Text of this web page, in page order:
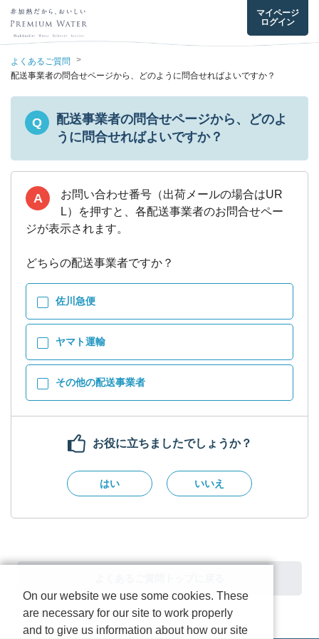
マイページ
ログイン
よくあるご質問
>
配送事業者の問合せページから、どのように問合せればよいですか？
Q
配送事業者の問合せページから、どのよ
うに問合せればよいですか？
A
お問い合わせ番号（出荷メールの場合はUR
L）を押すと、各配送事業者のお問合せペー
ジが表示されます。
どちらの配送事業者ですか？
佐川急便
ヤマト運輸
その他の配送事業者
お役に立ちましたでしょうか？
はい いいえ
On our website we use some cookies. These
are necessary for our site to work properly
and to give us information about how our site